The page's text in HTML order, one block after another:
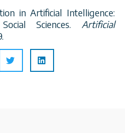
in Artificial Intelligence:
Sciences. Artificial